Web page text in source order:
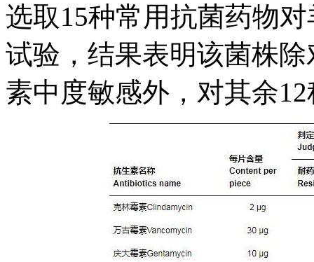
选取15种常用抗菌药物
试验，结果表明该菌株
素中度敏感外，对其余